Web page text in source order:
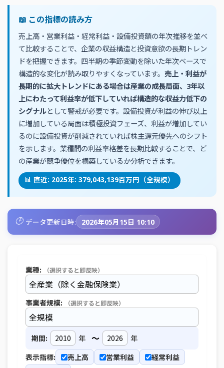
📖 この指標の読み方
売上高・営業利益・経常利益・設備投資額の年次推移を並べ
て比較することで、企業の収益構造と投資意欲の長期トレン
ドを把握できます。四半期の季節変動を除いた年次ベースで
構造的な変化が読み取りやすくなっています。 売上・利益が
長期的に拡大トレンドにある場合は産業の成長局面、3年以
上にわたって利益率が低下していれば構造的な収益力低下の
シグナルとして警戒が必要です。設備投資が利益の伸び以上
に増加している局面は積極投資フェーズ、利益が増加してい
るのに設備投資が削減されていれば株主還元優先へのシフト
を示します。業種間の利益率格差を長期比較することで、ど
の産業が競争優位を構築しているか分析できます。
📊 直近: 2025年: 379,043,139百万円（全規模）
🕒 データ更新日時: 2026年05月15日 10:10
業種: （選択すると即反映）
事業者規模: （選択すると即反映）
期間: 年 ～
年
表示指標:
売上高 営業利益
経常利益